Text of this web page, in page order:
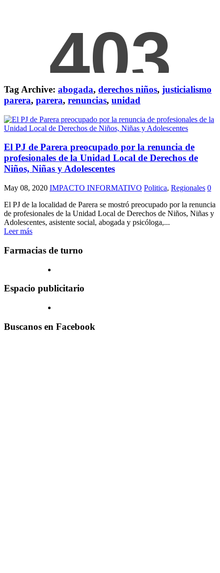
Tag Archive: abogada, derechos niños, justicialismo
parera, parera, renuncias, unidad
El PJ de Parera preocupado por la renuncia de
profesionales de la Unidad Local de Derechos de
Niños, Niñas y Adolescentes
May 08, 2020 IMPACTO INFORMATIVO Politica, Regionales 0
El PJ de la localidad de Parera se mostró preocupado por la renuncia
de profesionales de la Unidad Local de Derechos de Niños, Niñas y
Adolescentes, asistente social, abogada y psicóloga,...
Leer más
Farmacias de turno
Espacio publicitario
Buscanos en Facebook